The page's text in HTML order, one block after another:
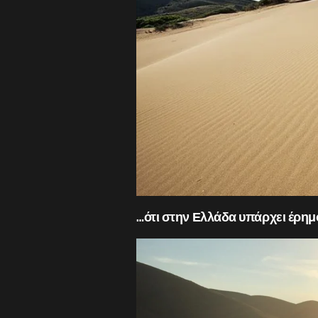
…ότι στην Ελλάδα υπάρχει